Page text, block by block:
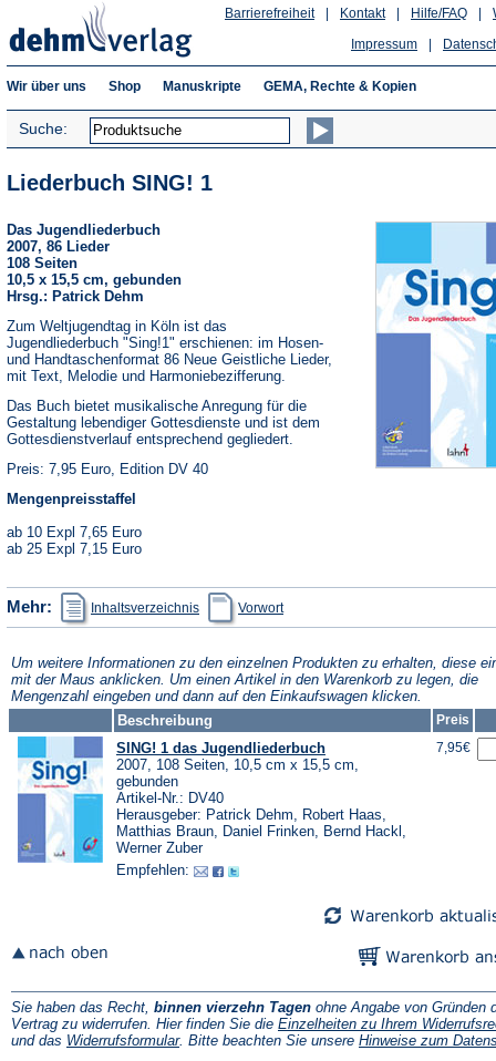
Hilfe/FAQ
Kontakt
Barrierefreiheit
Impressum
Wir über uns Shop Manuskripte GEMA, Rechte & Kopien
Suche:
Liederbuch SING! 1
Das Jugendliederbuch
2007, 86 Lieder
108 Seiten
10,5 x 15,5 cm, gebunden
Hrsg.: Patrick Dehm
Zum Weltjugendtag in Köln ist das
Jugendliederbuch "Sing!1" erschienen: im Hosen-
und Handtaschenformat 86 Neue Geistliche Lieder,
mit Text, Melodie und Harmoniebezifferung.
Das Buch bietet musikalische Anregung für die
Gestaltung lebendiger Gottesdienste und ist dem
Gottesdienstverlauf entsprechend gegliedert.
Preis: 7,95 Euro, Edition DV 40
Mengenpreisstaffel
ab 10 Expl 7,65 Euro
ab 25 Expl 7,15 Euro
Mehr: Inhaltsverzeichnis
(Öffnet
in
einem
Tab)
Vorwortin
einem
Tab)
Um weitere Informationen zu den einzelnen Produkten zu erhalten, diese
mit der Maus anklicken. Um einen Artikel in den Warenkorb zu legen, die
Mengenzahl eingeben und dann auf den Einkaufswagen klicken.
Beschreibung
Preis
SING! 1 das Jugendliederbuch
2007, 108 Seiten, 10,5 cm x 15,5 cm,
gebunden
Artikel-Nr.: DV40
Herausgeber: Patrick Dehm, Robert Haas,
Matthias Braun, Daniel Frinken, Bernd Hackl,
Werner Zuber
Empfehlen:
7,95€
Sie haben das Recht, binnen vierzehn Tagen ohne Angabe von Gründen
Vertrag zu widerrufen. Hier finden Sie die Einzelheiten zu Ihrem
und das Widerrufsformular(Öffnet
. Bitte beachten Sie unsere Hinweise zum